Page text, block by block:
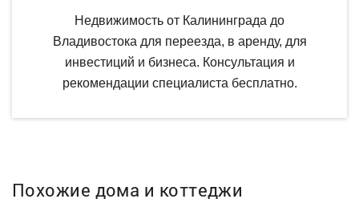
Недвижимость от Калининграда до
Владивостока для переезда, в аренду, для
инвестиций и бизнеса. Консультация и
рекомендации специалиста бесплатно.
Похожие дома и коттеджи